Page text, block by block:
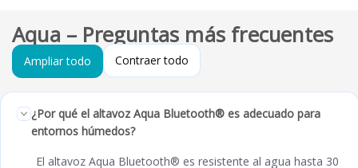
Aqua – Preguntas más frecuentes
Ampliar todo Contraer todo
¿Por qué el altavoz Aqua Bluetooth® es adecuado para
entornos húmedos?
El altavoz Aqua Bluetooth® es resistente al agua hasta 30